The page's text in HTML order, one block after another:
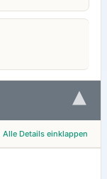
▾
Alle Details einklappen